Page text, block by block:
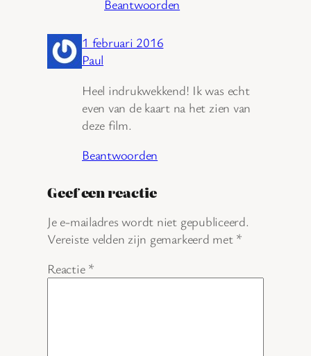
Beantwoorden
1 februari 2016
Paul
Heel indrukwekkend! Ik was echt
even van de kaart na het zien van
deze film.
Beantwoorden
Geef een reactie
Je e-mailadres wordt niet gepubliceerd.
Vereiste velden zijn gemarkeerd met *
Reactie *